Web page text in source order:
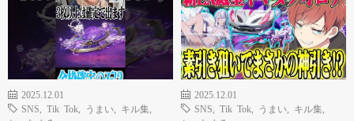
2025.12.01
SNS
Tik Tok うまい キル集
2025.12.01
SNS
Tik Tok うまい キル集